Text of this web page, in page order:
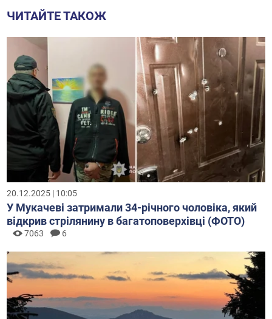
ЧИТАЙТЕ ТАКОЖ
20.12.2025 | 10:05
У Мукачеві затримали 34-річного чоловіка, який
відкрив стрілянину в багатоповерхівці (ФОТО)
7063 6